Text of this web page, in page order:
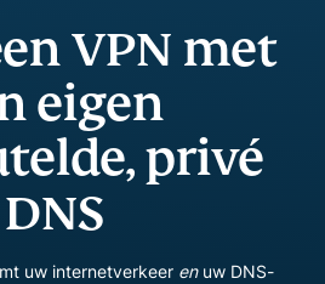
VPN met
eigen
privé
DNS
uw internetverkeer en uw DNS-